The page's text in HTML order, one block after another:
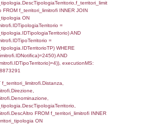
where
0.021697044372559
SELECT * FROM d2_autorizzazioni
executionMS:
SELECT Ispezione, IDArticoloComma,
%m/%Y') as DataApertura,
'%d/%m/